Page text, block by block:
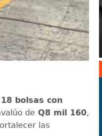
18 bolsas con
de Q8 mil 160,
las